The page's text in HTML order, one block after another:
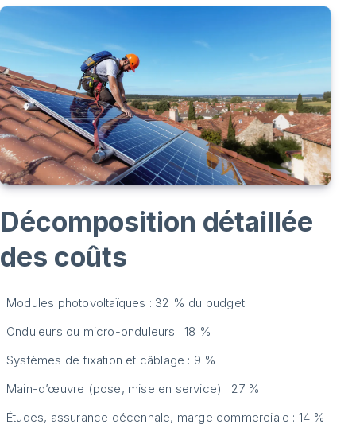
Décomposition détaillée
des coûts
Modules photovoltaïques : 32 % du budget
Onduleurs ou micro-onduleurs : 18 %
Systèmes de fixation et câblage : 9 %
Main-d’œuvre (pose, mise en service) : 27 %
Études, assurance décennale, marge commerciale : 14 %